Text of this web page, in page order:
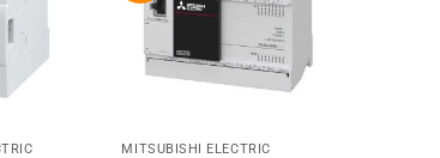
MITSUBISHI ELECTRIC